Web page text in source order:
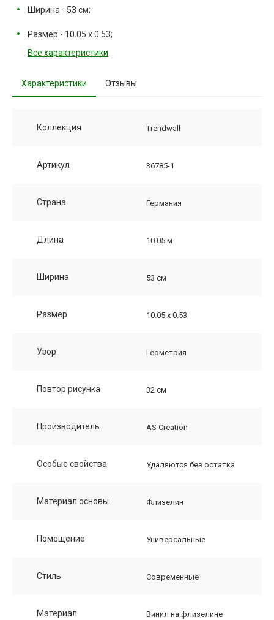
Ширина - 53 см;
Размер - 10.05 х 0.53;
Все характеристики
Характеристики Отзывы
Коллекция Trendwall
Артикул 36785-1
Страна Германия
Длина 10.05 м
Ширина 53 см
Размер 10.05 х 0.53
Узор Геометрия
Повтор рисунка 32 см
Производитель AS Creation
Особые свойства Удаляются без остатка
Материал основы Флизелин
Помещение Универсальные
Стиль Современные
Материал Винил на флизелине